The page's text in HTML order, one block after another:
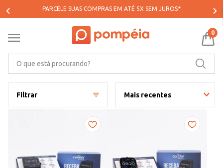
PARCELE SUAS COMPRAS EM ATÉ 5X SEM JUROS*
0
Filtrar Mais recentes